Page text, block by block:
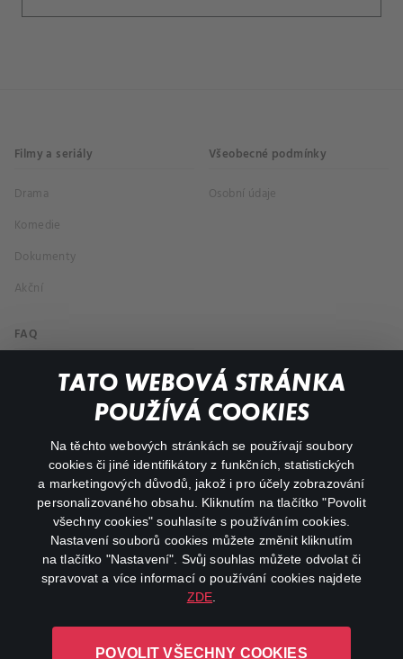
TATO WEBOVÁ STRÁNKA
POUŽÍVÁ COOKIES
Na těchto webových stránkách se používají soubory
cookies či jiné identifikátory z funkčních, statistických
a marketingových důvodů, jakož i pro účely zobrazování
personalizovaného obsahu. Kliknutím na tlačítko "Povolit
všechny cookies" souhlasíte s používáním cookies.
Nastavení souborů cookies můžete změnit kliknutím
na tlačítko "Nastavení". Svůj souhlas můžete odvolat či
spravovat a více informací o používání cookies najdete
ZDE
POVOLIT VŠECHNY COOKIES
Filmy a seriály
Drama
Komedie
Dokumenty
Akční
Všeobecné podmínky
Osobní údaje
FAQ
Můj účet
Důležité odkazy
facebookinstagram
youtube
L-1246 Luxembourg R.C.S.